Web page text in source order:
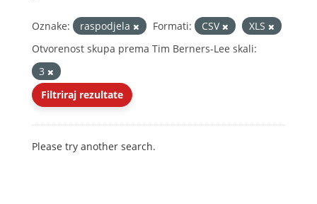
Oznake: raspodjela Formati: CSV
XLS
Otvorenost skupa prema Tim Berners-Lee skali:
3
Filtriraj rezultate
Please try another search.